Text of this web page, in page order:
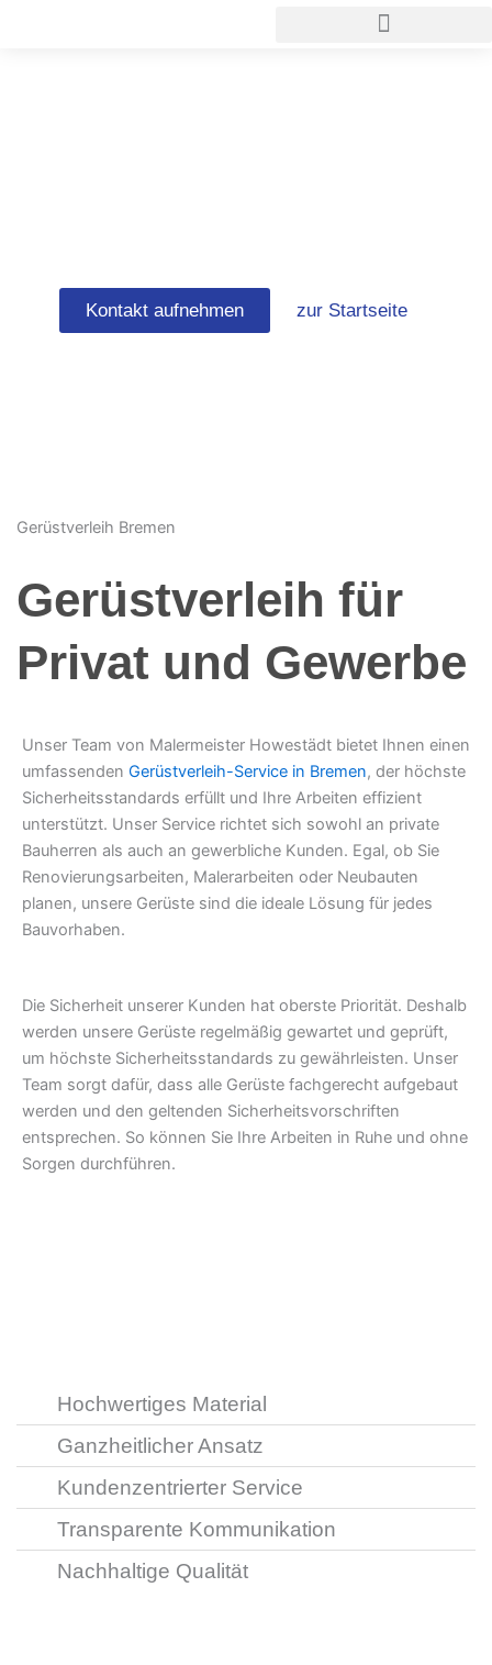
Kontakt aufnehmen zur Startseite
Gerüstverleih Bremen
Gerüstverleih für
Privat und Gewerbe
Unser Team von Malermeister Howestädt bietet Ihnen einen
umfassenden Gerüstverleih-Service in Bremen, der höchste
Sicherheitsstandards erfüllt und Ihre Arbeiten effizient
unterstützt. Unser Service richtet sich sowohl an private
Bauherren als auch an gewerbliche Kunden. Egal, ob Sie
Renovierungsarbeiten, Malerarbeiten oder Neubauten
planen, unsere Gerüste sind die ideale Lösung für jedes
Bauvorhaben.
Die Sicherheit unserer Kunden hat oberste Priorität. Deshalb
werden unsere Gerüste regelmäßig gewartet und geprüft,
um höchste Sicherheitsstandards zu gewährleisten. Unser
Team sorgt dafür, dass alle Gerüste fachgerecht aufgebaut
werden und den geltenden Sicherheitsvorschriften
entsprechen. So können Sie Ihre Arbeiten in Ruhe und ohne
Sorgen durchführen.
Hochwertiges Material
Ganzheitlicher Ansatz
Kundenzentrierter Service
Transparente Kommunikation
Nachhaltige Qualität